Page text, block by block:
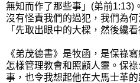
無知而作了那些事」(弟前1:13)
沒有怪責我們的過犯，我們為
「先取出眼中的大樑，然後纔
《弟茂德書》是牧函，是保祿
怎樣管理教會和照顧人靈。保
事，也令我想起他在大馬士革